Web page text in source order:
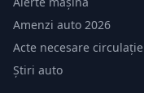
Amenzi auto 2026
Acte necesare circulație
Știri auto